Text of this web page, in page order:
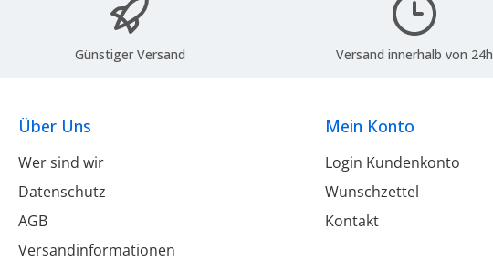
Günstiger Versand Versand innerhalb von 24h
Über Uns
Wer sind wir
Datenschutz
AGB
Versandinformationen
Mein Konto
Login Kundenkonto
Wunschzettel
Kontakt